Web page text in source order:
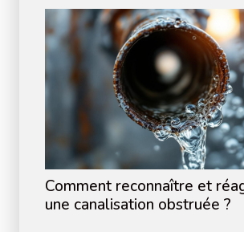
Comment reconnaître et
une canalisation obstruée ?